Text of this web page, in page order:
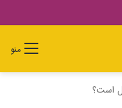
منوجستجو
برایپوسته
سبد
خرید
است؟